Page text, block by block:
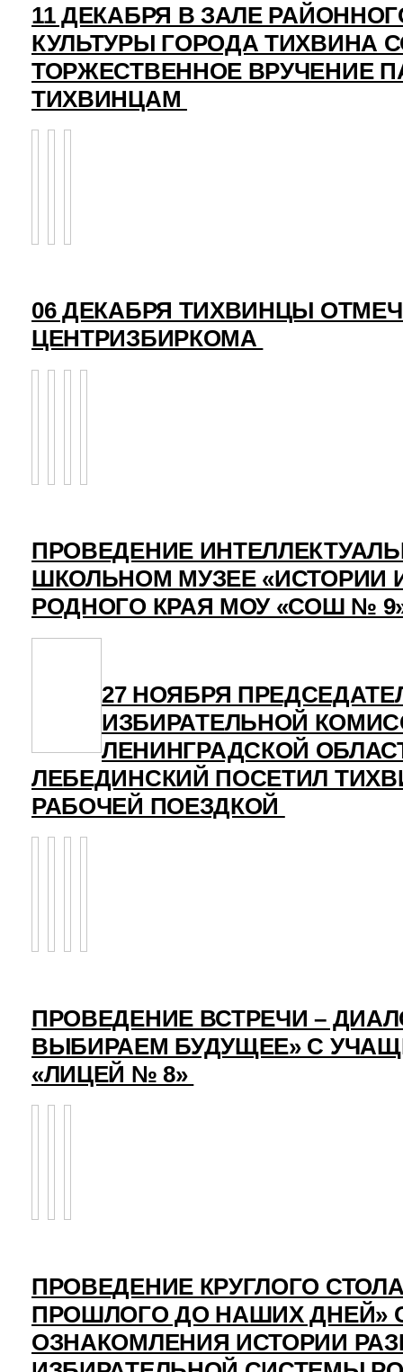
11 ДЕКАБРЯ В ЗАЛЕ
КУЛЬТУРЫ ГОРОДА ТИХВИНА
ТОРЖЕСТВЕННОЕ ВРУЧЕНИЕ
ТИХВИНЦАМ
06 ДЕКАБРЯ ТИХВИНЦЫ
ЦЕНТРИЗБИРКОМА
ПРОВЕДЕНИЕ
ШКОЛЬНОМ МУЗЕЕ «ИСТОРИИ
РОДНОГО КРАЯ МОУ «СОШ №
27 НОЯБРЯ
ИЗБИРАТЕЛЬНОЙ
ЛЕНИНГРАДСКОЙ
ЛЕБЕДИНСКИЙ ПОСЕТИЛ
РАБОЧЕЙ ПОЕЗДКОЙ
ПРОВЕДЕНИЕ ВСТРЕЧИ –
ВЫБИРАЕМ БУДУЩЕЕ» С
«ЛИЦЕЙ № 8»
ПРОВЕДЕНИЕ КРУГЛОГО
ПРОШЛОГО ДО НАШИХ ДНЕЙ»
ОЗНАКОМЛЕНИЯ ИСТОРИИ